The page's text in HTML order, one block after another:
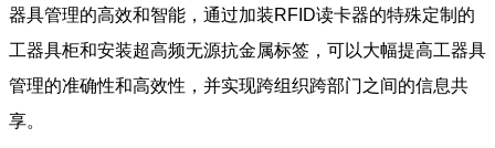
器具管理的高效和智能，通过加装RFID读卡器的特殊定制的
工器具柜和安装超高频无源抗金属标签，可以大幅提高工器具
管理的准确性和高效性，并实现跨组织跨部门之间的信息共
享。